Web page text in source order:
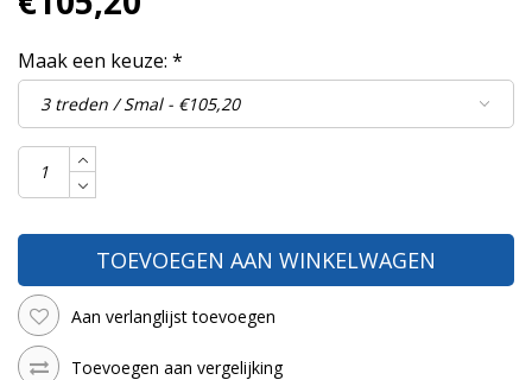
Maak een keuze: *
TOEVOEGEN AAN WINKELWAGEN
Aan verlanglijst toevoegen
Toevoegen aan vergelijking